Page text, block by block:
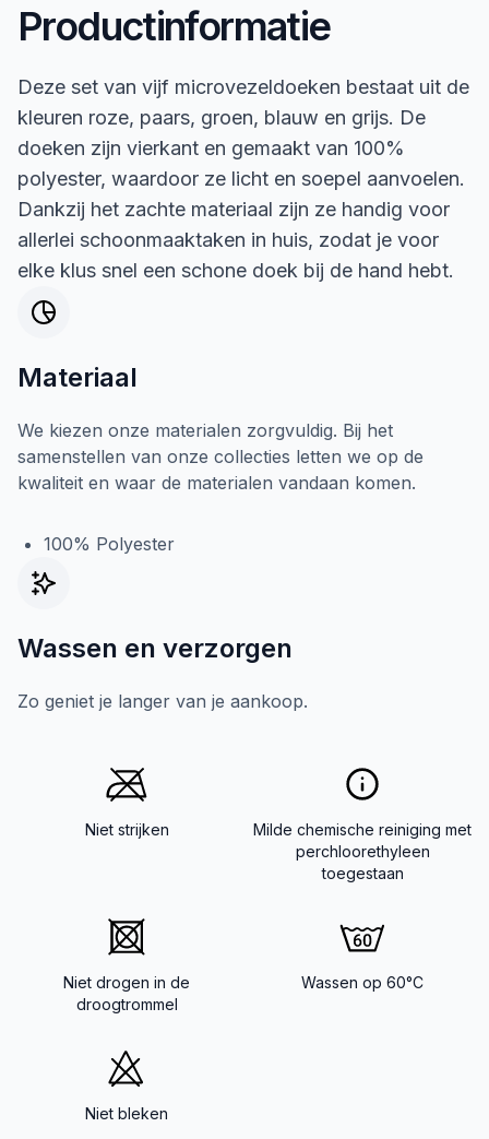
Productinformatie
Deze set van vijf microvezeldoeken bestaat uit de
kleuren roze, paars, groen, blauw en grijs. De
doeken zijn vierkant en gemaakt van 100%
polyester, waardoor ze licht en soepel aanvoelen.
Dankzij het zachte materiaal zijn ze handig voor
allerlei schoonmaaktaken in huis, zodat je voor
elke klus snel een schone doek bij de hand hebt.
Materiaal
We kiezen onze materialen zorgvuldig. Bij het
samenstellen van onze collecties letten we op de
kwaliteit en waar de materialen vandaan komen.
100% Polyester
Wassen en verzorgen
Zo geniet je langer van je aankoop.
Niet strijken
Milde chemische reiniging met
perchloorethyleen
toegestaan
Niet drogen in de
droogtrommel
Wassen op 60°C
Niet bleken